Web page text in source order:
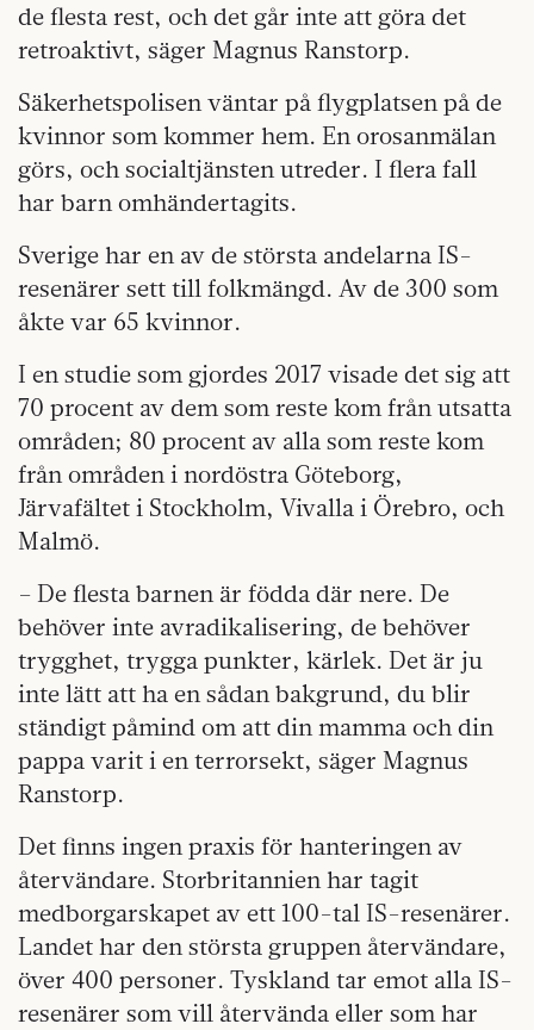
de flesta rest, och det går inte att göra det
retroaktivt, säger Magnus Ranstorp.
Säkerhetspolisen väntar på flygplatsen på de
kvinnor som kommer hem. En orosanmälan
görs, och socialtjänsten utreder. I flera fall
har barn omhändertagits.
Sverige har en av de största andelarna IS-
resenärer sett till folkmängd. Av de 300 som
åkte var 65 kvinnor.
I en studie som gjordes 2017 visade det sig att
70 procent av dem som reste kom från utsatta
områden; 80 procent av alla som reste kom
från områden i nordöstra Göteborg,
Järvafältet i Stockholm, Vivalla i Örebro, och
Malmö.
– De flesta barnen är födda där nere. De
behöver inte avradikalisering, de behöver
trygghet, trygga punkter, kärlek. Det är ju
inte lätt att ha en sådan bakgrund, du blir
ständigt påmind om att din mamma och din
pappa varit i en terrorsekt, säger Magnus
Ranstorp.
Det finns ingen praxis för hanteringen av
återvändare. Storbritannien har tagit
medborgarskapet av ett 100-tal IS-resenärer.
Landet har den största gruppen återvändare,
över 400 personer. Tyskland tar emot alla IS-
resenärer som vill återvända eller som har